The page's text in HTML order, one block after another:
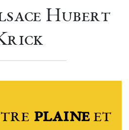
Hubert
plaineet